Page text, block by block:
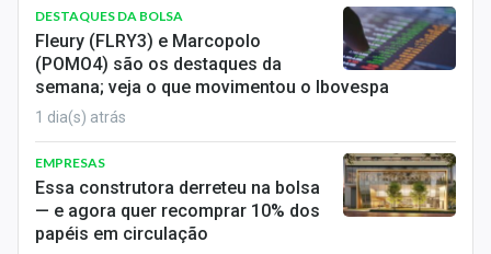
Conteúdo de Marca
Sobre
Expediente
Contato
DESTAQUES DA BOLSA
Fleury (FLRY3) e Marcopolo
(POMO4) são os destaques da
semana; veja o que movimentou o Ibovespa
1 dia(s) atrás
EMPRESAS
Essa construtora derreteu na bolsa
— e agora quer recomprar 10% dos
papéis em circulação